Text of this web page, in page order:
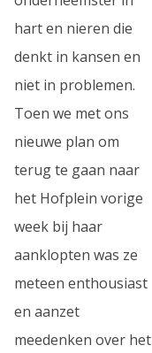
hart en nieren die
denkt in kansen en
niet in problemen.
Toen we met ons
nieuwe plan om
terug te gaan naar
het Hofplein vorige
week bij haar
aanklopten was ze
meteen enthousiast
en aanzet
meedenken over het